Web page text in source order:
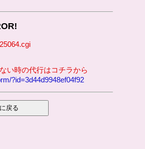
い時の代行はコチラから
?id=3d44d9948ef04f92